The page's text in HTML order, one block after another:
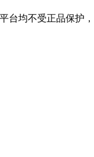
均不受正品保护